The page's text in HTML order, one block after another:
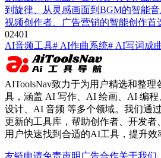
到旋律、从灵感画面到BGM的智能音
视频创作者、广告营销的智能创作首
02401
AI音频工具# AI作曲系统# AI写词成
AIToolsNav致力于为用户精选和整理
具，涵盖 AI 写作、AI 绘画、AI 编
设计、AI 音频 等多个领域。我们通
更新的工具库，帮助创作者、开发者
用户快速找到合适的AI工具，提升效